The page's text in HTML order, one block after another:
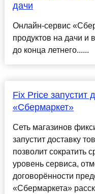
дачи
Онлайн-сервис
продуктов на дачи и
до конца летнего......
Fix Price запустит
«Сбермаркет»
Сеть магазинов
запустит доставку
позволит сократить
уровень сервиса,
договорённости
«Сбермаркета»